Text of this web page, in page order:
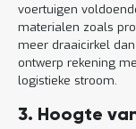
voertuigen
materialen zoals
meer draaicirkel
ontwerp rekening
logistieke stroom.
3. Hoogte